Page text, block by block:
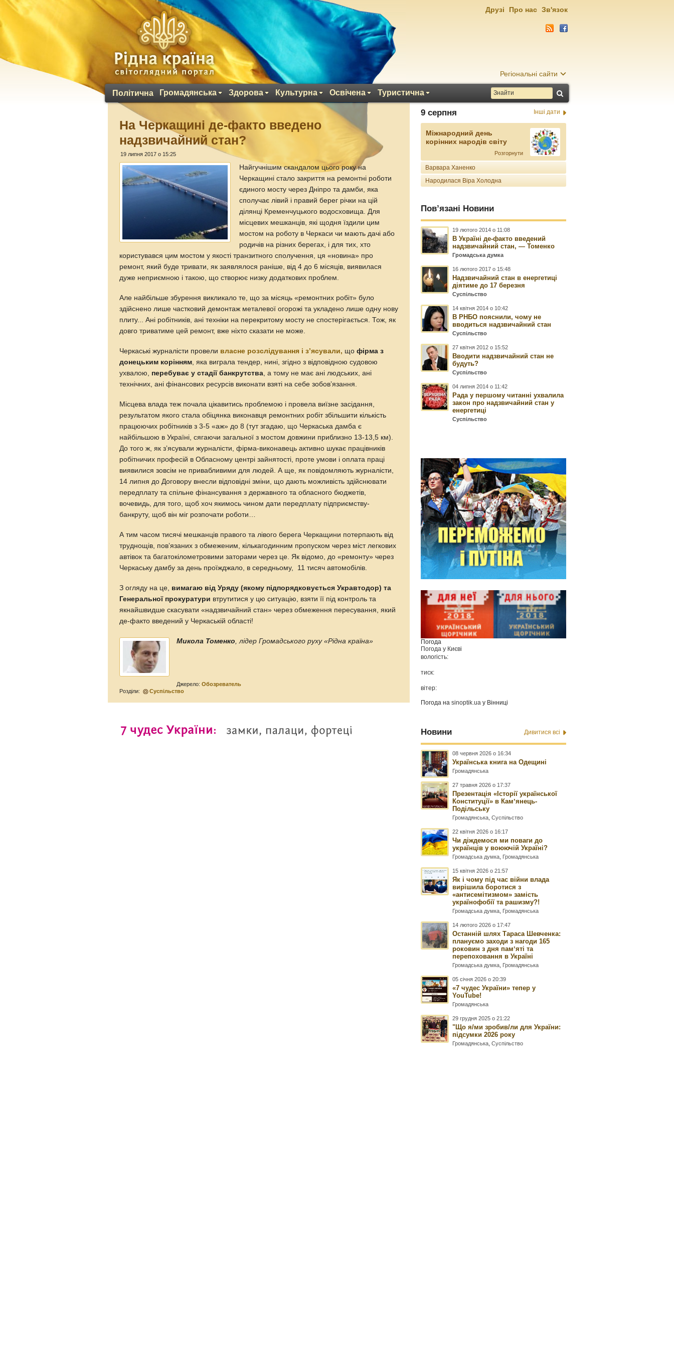
Регіональні сайти
Політична Громадянська Здорова Культурна Освічена Туристична
Друзі Про нас Зв'язок
На Черкащині де-факто введено
надзвичайний стан?
19 липня 2017 о 15:25
Найгучнішим скандалом цього року на
Черкащині стало закриття на ремонтні роботи
єдиного мосту через Дніпро та дамби, яка
сполучає лівий і правий берег річки на цій
ділянці Кременчуцького водосховища. Для
місцевих мешканців, які щодня їздили цим
мостом на роботу в Черкаси чи мають дачі або
родичів на різних берегах, і для тих, хто
користувався цим мостом у якості транзитного сполучення, ця «новина» про
ремонт, який буде тривати, як заявлялося раніше, від 4 до 6 місяців, виявилася
дуже неприємною і такою, що створює низку додаткових проблем.
Але найбільше збурення викликало те, що за місяць «ремонтних робіт» було
здійснено лише частковий демонтаж металевої огорожі та укладено лише одну нову
плиту... Ані робітників, ані техніки на перекритому мосту не спостерігається. Тож, як
довго триватиме цей ремонт, вже ніхто сказати не може.
Черкаські журналісти провели власне розслідування і зʼясували, щофірма з
донецьким корінням , яка виграла тендер, нині, згідно з відповідною судовою
ухвалою, перебуває у стадії банкрутства , а тому не має ані людських, ані
технічних, ані фінансових ресурсів виконати взяті на себе зобовʼязання.
Місцева влада теж почала цікавитись проблемою і провела виїзне засідання,
результатом якого стала обіцянка виконавця ремонтних робіт збільшити кількість
працюючих робітників з 3-5 «аж» до 8 (тут згадаю, що Черкаська дамба є
найбільшою в Україні, сягаючи загальної з мостом довжини приблизно 13-13,5 км).
До того ж, як зʼясували журналісти, фірма-виконавець активно шукає працівників
робітничих професій в Обласному центрі зайнятості, проте умови і оплата праці
виявилися зовсім не привабливими для людей. А ще, як повідомляють журналісти,
14 липня до Договору внесли відповідні зміни, що дають можливість здійснювати
передплату та спільне фінансування з державного та обласного бюджетів,
вочевидь, для того, щоб хоч якимось чином дати передплату підприємству-
банкруту, щоб він міг розпочати роботи…
А тим часом тисячі мешканців правого та лівого берега Черкащини потерпають від
труднощів, повʼязаних з обмеженим, кількагодинним пропуском через міст легкових
автівок та багатокілометровими заторами через це. Як відомо, до «ремонту» через
Черкаську дамбу за день проїжджало, в середньому, 11 тисяч автомобілів.
З огляду на це, вимагаю від Уряду (якому підпорядковується Укравтодор) та
Генеральної прокуратури втрутитися у цю ситуацію, взяти її під контроль та
якнайшвидше скасувати «надзвичайний стан» через обмеження пересування, який
де-факто введений у Черкаській області!
Микола Томенко , лідер Громадського руху «Рідна країна»
Джерело:Обозреватель
Розділи:
Суспільство
9 серпня Інші дати
Міжнародний день
корінних народів світу
Розгорнути
Варвара Ханенко
Народилася Віра Холодна
Пов’язані Новини
19 лютого 2014 о 11:08
В Україні де-факто введений
надзвичайний стан, — Томенко
Громадська думка
16 лютого 2017 о 15:48
Надзвичайний стан в енергетиці
діятиме до 17 березня
Суспільство
14 квітня 2014 о 10:42
В РНБО пояснили, чому не
вводиться надзвичайний стан
Суспільство
27 квітня 2012 о 15:52
Вводити надзвичайний стан не
будуть?
Суспільство
04 липня 2014 о 11:42
Рада у першому читанні ухвалила
закон про надзвичайний стан у
енергетиці
Суспільство
Погода
Погода у Києві
вологість:
тиск:
вітер:
Погода наsinoptik.ua у Вінниці
Новини Дивитися всі
08 червня 2026 о 16:34
Українська книга на Одещині
Громадянська
27 травня 2026 о 17:37
Презентація «Історії української
Конституції» в Камʼянець-
Подільську
Громадянська ,Суспільство
22 квітня 2026 о 16:17
Чи діждемося ми поваги до
українців у воюючій Україні?
Громадська думка Громадянська
15 квітня 2026 о 21:57
Як і чому під час війни влада
вирішила боротися з
«антисемітизмом» замість
українофобії та рашизму?!
Громадська думка Громадянська
14 лютого 2026 о 17:47
Останній шлях Тараса Шевченка:
плануємо заходи з нагоди 165
роковин з дня памʼяті та
перепоховання в Україні
Громадська думка Громадянська
05 січня 2026 о 20:39
«7 чудес України» тепер у
YouTube!
Громадянська
29 грудня 2025 о 21:22
"Що я/ми зробив/ли для України:
підсумки 2026 року
Громадянська ,Суспільство